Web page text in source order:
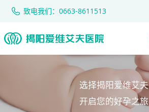
致电我们：0663-8611513
选择揭阳爱维艾夫
开启您的好孕之旅